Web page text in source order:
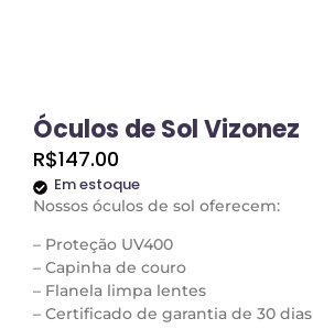
Óculos de Sol Vizonez
R$147.00
Em estoque
Nossos óculos de sol oferecem:
– Proteção UV400
– Capinha de couro
– Flanela limpa lentes
– Certificado de garantia de 30 dias